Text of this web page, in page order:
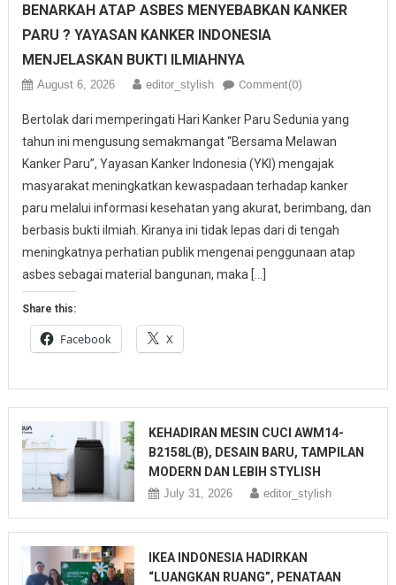
BENARKAH ATAP ASBES MENYEBABKAN KANKER
PARU ? YAYASAN KANKER INDONESIA
MENJELASKAN BUKTI ILMIAHNYA
August 6, 2026 editor_stylish Comment(0)
Bertolak dari memperingati Hari Kanker Paru Sedunia yang
tahun ini mengusung semakmangat “Bersama Melawan
Kanker Paru”, Yayasan Kanker Indonesia (YKI) mengajak
masyarakat meningkatkan kewaspadaan terhadap kanker
paru melalui informasi kesehatan yang akurat, berimbang, dan
berbasis bukti ilmiah. Kiranya ini tidak lepas dari di tengah
meningkatnya perhatian publik mengenai penggunaan atap
asbes sebagai material bangunan, maka […]
Share this:
Facebook X
KEHADIRAN MESIN CUCI AWM14-
B2158L(B), DESAIN BARU, TAMPILAN
MODERN DAN LEBIH STYLISH
July 31, 2026 editor_stylish
IKEA INDONESIA HADIRKAN
“LUANGKAN RUANG”, PENATAAN